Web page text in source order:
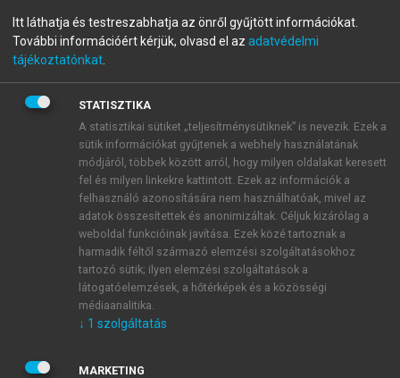
fiókoddal,vagy hozz létre új fiókot.
A regisztráció után apróbaidőszakautomatikusan
BELÉPÉS SAJÁT FIÓKKAL
ÚJ FIÓK LÉTREHOZÁSA
1 óra díjmentes hozzáférés
E-MAIL-CÍM
JELSZÓ
Itt láthatja és testreszabhatja az önről gyűjtött információkat.
További információért kérjük, olvasd el az adatvédelmi
tájékoztatónkat
STATISZTIKA
A statisztikai sütiket „teljesítménysütiknek” is nevezik. Ezek a
sütik információkat gyűjtenek a webhely használatának
módjáról, többek között arról, hogy milyen oldalakat keresett
fel és milyen linkekre kattintott. Ezek az információk a
felhasználó azonosítására nem használhatóak, mivel az
adatok összesítettek és anonimizáltak. Céljuk kizárólag a
weboldal funkcióinak javítása. Ezek közé tartoznak a
harmadik féltől származó elemzési szolgáltatásokhoz
tartozó sütik; ilyen elemzési szolgáltatások a
látogatóelemzések, a hőtérképek és a közösségi
médiaanalitika.
↓ 1 szolgáltatás
MARKETING